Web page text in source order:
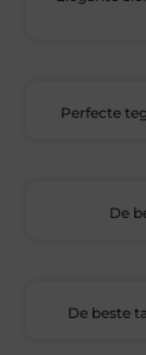
Perfecte
De
De beste